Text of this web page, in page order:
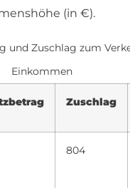
(in €).
und Zuschlag zum
Einkommen
Zuschlag
804